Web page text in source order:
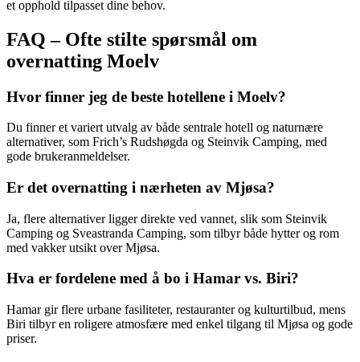
et opphold tilpasset dine behov.
FAQ – Ofte stilte spørsmål om
overnatting Moelv
Hvor finner jeg de beste hotellene i Moelv?
Du finner et variert utvalg av både sentrale hotell og naturnære
alternativer, som Frich’s Rudshøgda og Steinvik Camping, med
gode brukeranmeldelser.
Er det overnatting i nærheten av Mjøsa?
Ja, flere alternativer ligger direkte ved vannet, slik som Steinvik
Camping og Sveastranda Camping, som tilbyr både hytter og rom
med vakker utsikt over Mjøsa.
Hva er fordelene med å bo i Hamar vs. Biri?
Hamar gir flere urbane fasiliteter, restauranter og kulturtilbud, mens
Biri tilbyr en roligere atmosfære med enkel tilgang til Mjøsa og gode
priser.